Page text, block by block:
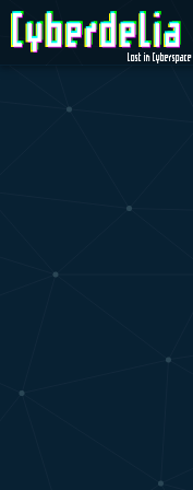
Lost in Cyberspace